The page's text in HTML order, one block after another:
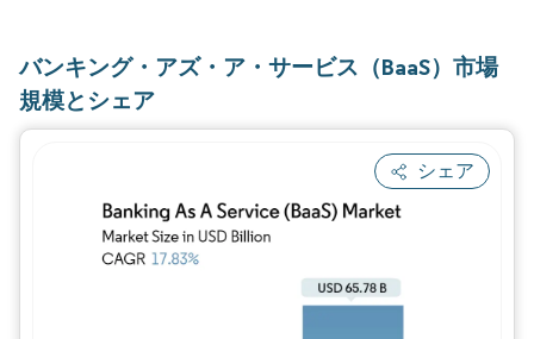
バンキング・アズ・ア・サービス（BaaS）市場
規模とシェア
シェア